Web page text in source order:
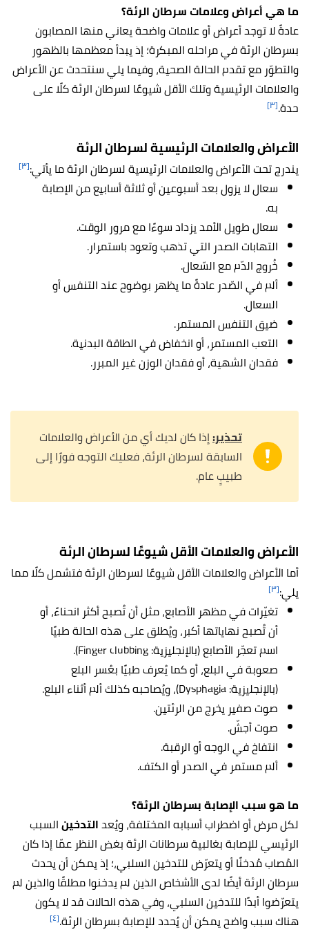
ما هي أعراض وعلامات سرطان الرئة؟
عادةً لا توجد أعراض أو علامات واضحة يعاني منها المصابون
بسرطان الرئة في مراحله المبكرة؛ إذ يبدأ معظمها بالظهور
والتطوّر مع تقدم الحالة الصحية، وفيما يلي سنتحدث عن الأعراض
والعلامات الرئيسية وتلك الأقل شيوعًا لسرطان الرئة كلًا على
حدة.[٣]
الأعراض والعلامات الرئيسية لسرطان الرئة
يندرج تحت الأعراض والعلامات الرئيسية لسرطان الرئة ما يأتي:[٣]
سعال لا يزول بعد أسبوعين أو ثلاثة أسابيع من الإصابة
به.
سعال طويل الأمد يزداد سوءًا مع مرور الوقت.
التهابات الصدر التي تذهب وتعود باستمرار.
خُروج الدّم مع السّعال.
ألم في الصّدر عادةً ما يظهر بوضوح عند التنفس أو
السعال.
ضيق التنفس المستمر.
التعب المستمر، أو انخفاض في الطاقة البدنية.
فقدان الشهية، أو فقدان الوزن غير المبرر.
تحذير:إذا كان لديك أي من الأعراض والعلامات
السابقة لسرطان الرئة، فعليك التوجه فورًا إلى
طبيبٍ عام.
الأعراض والعلامات الأقل شيوعًا لسرطان الرئة
أما الأعراض والعلامات الأقل شيوعًا لسرطان الرئة فتشمل كلًا مما
يلي:[٣]
تغيّرات في مظهر الأصابع، مثل أن تُصبح أكثر انحناءً، أو
أن تُصبح نهاياتها أكبر، ويُطلق على هذه الحالة طبيًا
اسم تعجّر الأصابع (بالإنجليزية: Finger clubbing).
صعوبة في البلع، أو كما يُعرف طبيًا بعُسر البلع
(بالإنجليزية: Dysphagia)، ويُصاحبه كذلك ألم أثناء البلع.
صوت صفير يخرج من الرئتين.
صوت أجشّ.
انتفاخ في الوجه أو الرقبة.
ألم مستمر في الصدر أو الكتف.
ما هو سبب الإصابة بسرطان الرئة؟
لكل مرض أو اضطراب أسبابه المختلفة، ويُعدالتدخينالسبب
الرئيسي للإصابة بغالبية سرطانات الرئة بغض النظر عمّا إذا كان
المُصاب مُدخنًا أو يتعرّض للتدخين السلبي،؛ إذ يمكن أن يحدث
سرطان الرئة أيضًا لدى الأشخاص الذين لم يدخنوا مطلقًا والذين لم
يتعرّضوا أبدًا للتدخين السلبي، وفي هذه الحالات قد لا يكون
هناك سبب واضح يمكن أن يُحدد للإصابة بسرطان الرئة.[٤]